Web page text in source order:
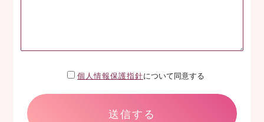
個人情報保護指針について同意する